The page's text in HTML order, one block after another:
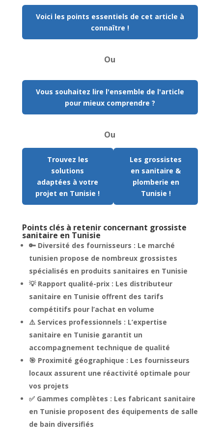
Voici les points essentiels de cet article à
connaître !
Ou
Vous souhaitez lire l'ensemble de l'article
pour mieux comprendre ?
Ou
Trouvez les
solutions
adaptées à votre
projet en Tunisie !
Les grossistes
en sanitaire &
plomberie en
Tunisie !
Points clés à retenir concernant grossiste
sanitaire en Tunisie
🔑 Diversité des fournisseurs : Le marché
tunisien propose de nombreux grossistes
spécialisés en produits sanitaires en Tunisie
💡 Rapport qualité-prix : Les distributeur
sanitaire en Tunisie offrent des tarifs
compétitifs pour l’achat en volume
⚠️ Services professionnels : L’expertise
sanitaire en Tunisie garantit un
accompagnement technique de qualité
🎯 Proximité géographique : Les fournisseurs
locaux assurent une réactivité optimale pour
vos projets
✅ Gammes complètes : Les fabricant sanitaire
en Tunisie proposent des équipements de salle
de bain diversifiés